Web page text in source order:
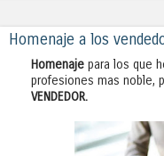
Homenaje a los
Homenaje para los que
profesiones mas noble,
VENDEDOR.